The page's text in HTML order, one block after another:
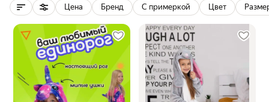
Цена Бренд С примеркой Цвет